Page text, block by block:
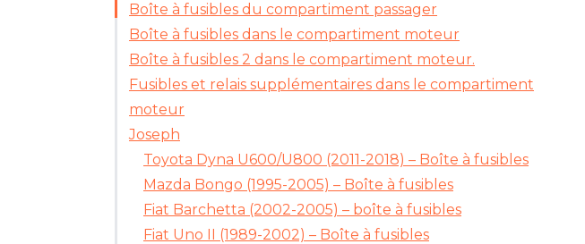
Boîte à fusibles du compartiment passager
Boîte à fusibles dans le compartiment moteur
Boîte à fusibles 2 dans le compartiment moteur.
Fusibles et relais supplémentaires dans le compartiment
moteur
Joseph
Toyota Dyna U600/U800 (2011-2018) – Boîte à fusibles
Mazda Bongo (1995-2005) – Boîte à fusibles
Fiat Barchetta (2002-2005) – boîte à fusibles
Fiat Uno II (1989-2002) – Boîte à fusibles